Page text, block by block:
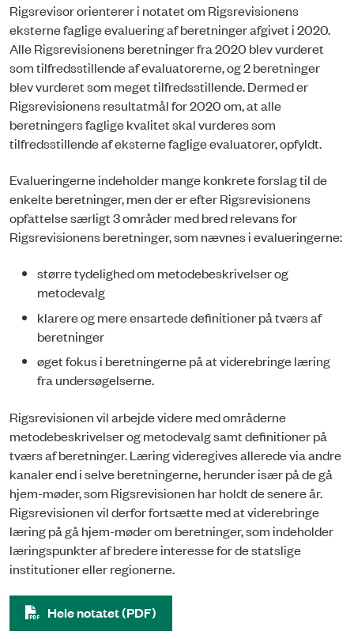
Rigsrevisor orienterer i notatet om Rigsrevisionens
eksterne faglige evaluering af beretninger afgivet i 2020.
Alle Rigsrevisionens beretninger fra 2020 blev vurderet
som tilfredsstillende af evaluatorerne, og 2 beretninger
blev vurderet som meget tilfredsstillende. Dermed er
Rigsrevisionens resultatmål for 2020 om, at alle
beretningers faglige kvalitet skal vurderes som
tilfredsstillende af eksterne faglige evaluatorer, opfyldt.
Evalueringerne indeholder mange konkrete forslag til de
enkelte beretninger, men der er efter Rigsrevisionens
opfattelse særligt 3 områder med bred relevans for
Rigsrevisionens beretninger, som nævnes i evalueringerne:
større tydelighed om metodebeskrivelser og
metodevalg
klarere og mere ensartede definitioner på tværs af
beretninger
øget fokus i beretningerne på at viderebringe læring
fra undersøgelserne.
Rigsrevisionen vil arbejde videre med områderne
metodebeskrivelser og metodevalg samt definitioner på
tværs af beretninger. Læring videregives allerede via andre
kanaler end i selve beretningerne, herunder især på de gå
hjem-møder, som Rigsrevisionen har holdt de senere år.
Rigsrevisionen vil derfor fortsætte med at viderebringe
læring på gå hjem-møder om beretninger, som indeholder
læringspunkter af bredere interesse for de statslige
institutioner eller regionerne.
Hele notatet (PDF)